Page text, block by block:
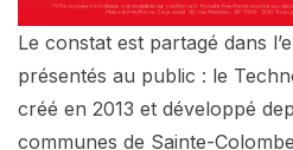
Le constat est partagé dans
présentés au public : le
créé en 2013 et développé
communes de Sainte-